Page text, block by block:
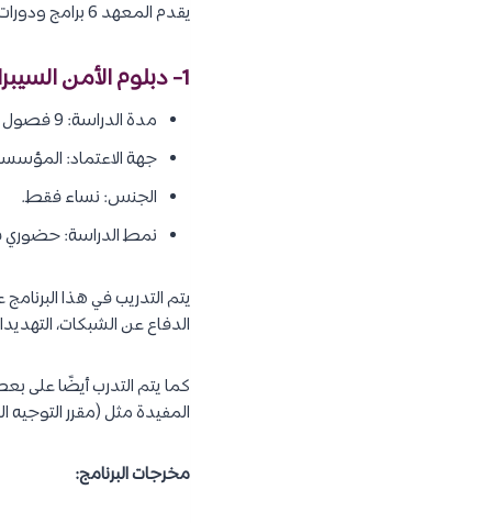
يقدم المعهد 6 برامج ودورات، وهم كما يلي:
1- دبلوم الأمن السيبراني:
مدة الدراسة: 9 فصول تدريبية نصفية مجزأة مدة كل جزء 8 أسابيع مع تدريب ميداني.
جهة الاعتماد:
الجنس: نساء فقط.
نمط الدراسة: حضوري
يتم التدريب في هذا
الدفاع عن الشبكات،
كما يتم التدرب أيضًا على
المفيدة مثل (مقرر التوجيه
مخرجات البرنامج: